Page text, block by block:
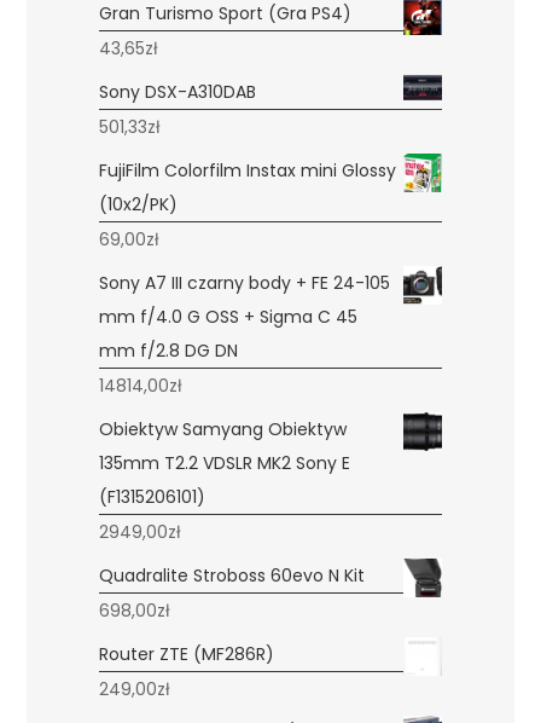
Gran Turismo Sport (Gra PS4)
43,65zł
Sony DSX-A310DAB
501,33zł
FujiFilm Colorfilm Instax mini Glossy
(10x2/PK)
69,00zł
Sony A7 III czarny body + FE 24-105
mm f/4.0 G OSS + Sigma C 45
mm f/2.8 DG DN
14814,00zł
Obiektyw Samyang Obiektyw
135mm T2.2 VDSLR MK2 Sony E
(F1315206101)
2949,00zł
Quadralite Stroboss 60evo N Kit
698,00zł
Router ZTE (MF286R)
249,00zł